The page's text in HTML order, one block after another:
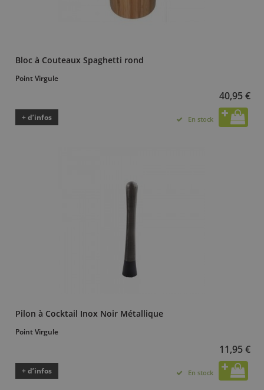
Bloc à Couteaux Spaghetti rond
Point Virgule
40,95 €
+ d’infos En stock
Pilon à Cocktail Inox Noir Métallique
Point Virgule
11,95 €
+ d’infos En stock